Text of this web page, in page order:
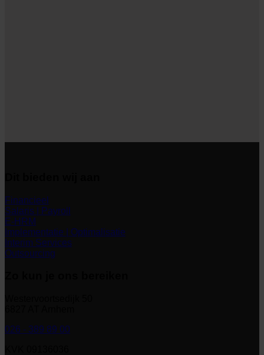
Financieel
Salaris | Payroll
E-HRM
Implementatie | Optimalisatie
Interim Services
Outsourcing
026 - 389 89 00